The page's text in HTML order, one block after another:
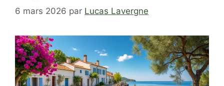
6 mars 2026 par Lucas Lavergne